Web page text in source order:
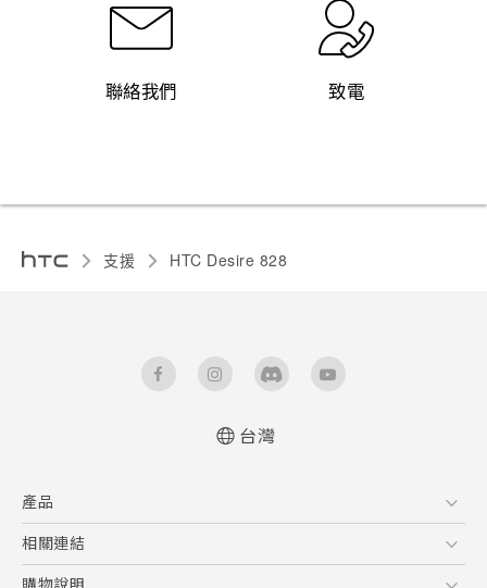
聯絡我們 致電
支援 HTC Desire 828‎
台灣
產品
5G
智慧型手機
相關連結
HTC Research